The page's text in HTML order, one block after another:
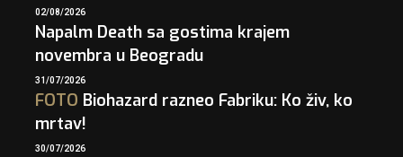
02/08/2026
Napalm Death sa gostima krajem
novembra u Beogradu
31/07/2026
FOTO Biohazard razneo Fabriku: Ko živ, ko
mrtav!
30/07/2026